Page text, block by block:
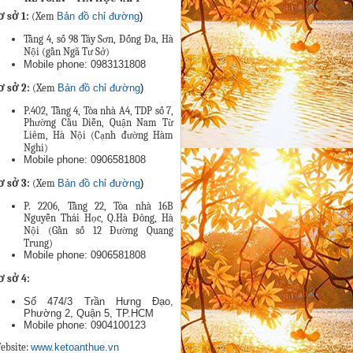
sở 1: (Xem Bản đồ chỉ đường)
Tầng 4, số 98 Tây Sơn, Đống Đa, Hà
Nội (gần Ngã Tư Sở)
Mobile phone: 0983131808
sở 2: (Xem Bản đồ chỉ đường)
P.402, Tầng 4, Tòa nhà A4, TDP số 7,
Phường Cầu Diễn, Quận Nam Từ
Liêm, Hà Nội (Cạnh đường Hàm
Nghi)
Mobile phone: 0906581808
sở 3: (Xem Bản đồ chỉ đường)
P. 2206, Tầng 22, Tòa nhà 16B
Nguyễn Thái Học, Q.Hà Đông, Hà
Nội (Gần số 12 Đường Quang
Trung)
Mobile phone: 0906581808
sở 4:
Số 474/3 Trần Hưng Đạo,
Phường 2, Quận 5, TP.HCM
Mobile phone: 0904100123
www.ketoanthue.vn